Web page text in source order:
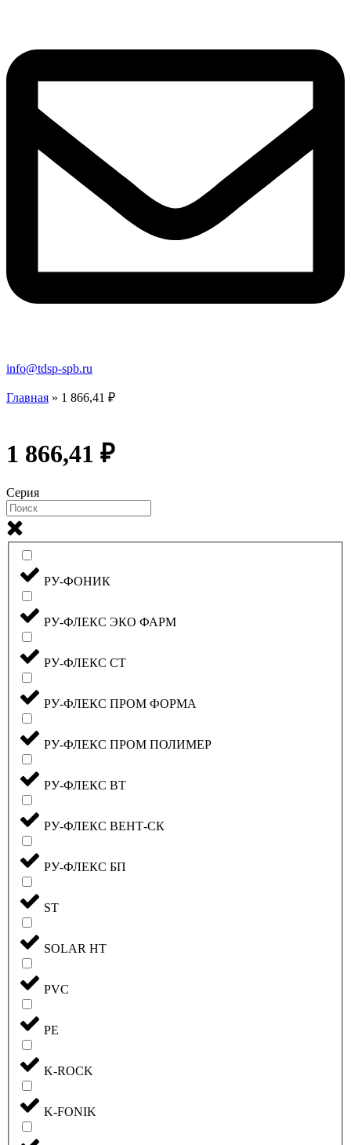
info@tdsp-spb.ru
Главная » 1 866,41 ₽
1 866,41 ₽
Серия
РУ-ФОНИК
РУ-ФЛЕКС ЭКО ФАРМ
РУ-ФЛЕКС СТ
РУ-ФЛЕКС ПРОМ ФОРМА
РУ-ФЛЕКС ПРОМ ПОЛИМЕР
РУ-ФЛЕКС ВТ
РУ-ФЛЕКС ВЕНТ-СК
РУ-ФЛЕКС БП
ST
SOLAR HT
PVC
PE
K-ROCK
K-FONIK